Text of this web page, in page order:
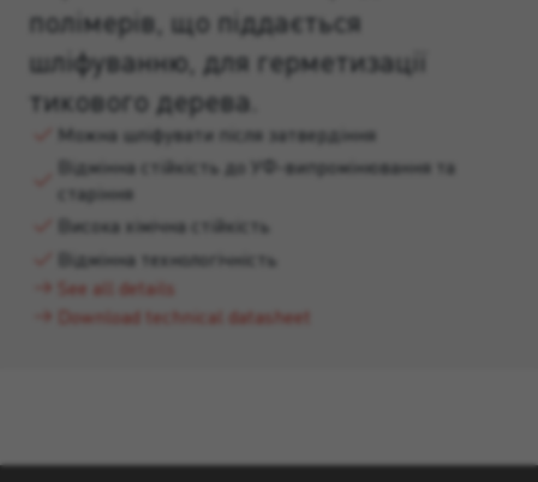
полімерів, що піддається
шліфуванню, для герметизації
тикового дерева.
Можна шліфувати після затвердіння
Відмінна стійкість до УФ-випромінювання та
старіння
Висока хімічна стійкість
Відмінна технологічність
See all details
Download technical datasheet